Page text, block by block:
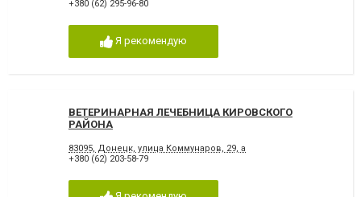
+380 (62) 295-96-80
Я рекомендую
ВЕТЕРИНАРНАЯ ЛЕЧЕБНИЦА КИРОВСКОГО
РАЙОНА
83095, Донецк, улица Коммунаров, 29, а
+380 (62) 203-58-79